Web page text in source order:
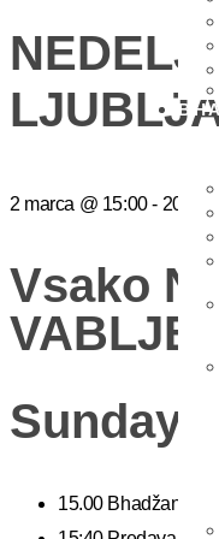
2 marca @ 15:00 - 20:00
Vsako
Sunday
15.00 Bhadžani –